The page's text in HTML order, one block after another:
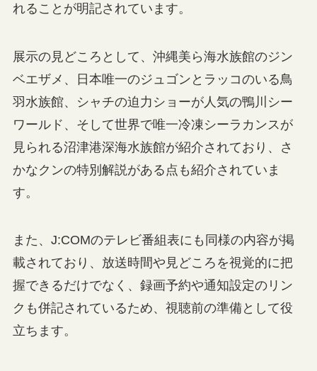
れることが明記されています。
展示の見どころとして、沖縄美ら海水族館のジン
ベエザメ、日本唯一のジュゴンとラッコのいる鳥
羽水族館、シャチの迫力ショーが人気の鴨川シー
ワールド、そして世界で唯一冷凍シーラカンスが
見られる沼津港深海水族館が紹介されており、さ
かなクンの特別解説がある点も紹介されていま
す。
また、J:COMのテレビ番組表にも同様の内容が掲
載されており、放送時間や見どころを視覚的に把
握できるだけでなく、録画予約や通知設定のリン
クも併記されているため、視聴前の準備として役
立ちます。